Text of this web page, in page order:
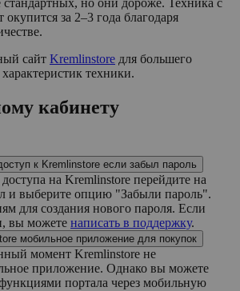
за 2–3 года благодаря
сайт Kremlinstore для большего
техники.
кабинету
к Kremlinstore если забыл пароль
на Kremlinstore перейдите на
и выберите опцию "Забыли пароль".
для создания нового пароля. Если
вы можете написать в поддержку.
мобильное приложение для покупок
момент Kremlinstore не
приложение. Однако вы можете
портала через мобильную